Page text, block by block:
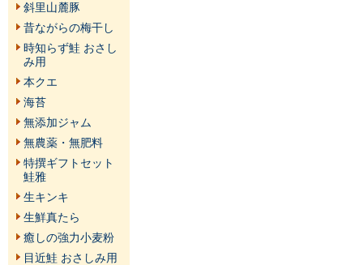
斜里山麓豚
昔ながらの梅干し
時知らず鮭 おさし
み用
本クエ
海苔
無添加ジャム
無農薬・無肥料
特撰ギフトセット
鮭雅
生キンキ
生鮮真たら
癒しの強力小麦粉
目近鮭 おさしみ用